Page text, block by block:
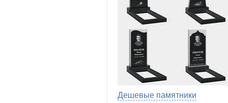
Дешевые памятники